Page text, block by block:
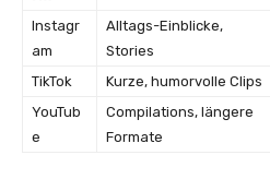
Instagr
am
Alltags-Einblicke,
Stories
TikTok Kurze, humorvolle Clips
YouTub
e
Compilations, längere
Formate